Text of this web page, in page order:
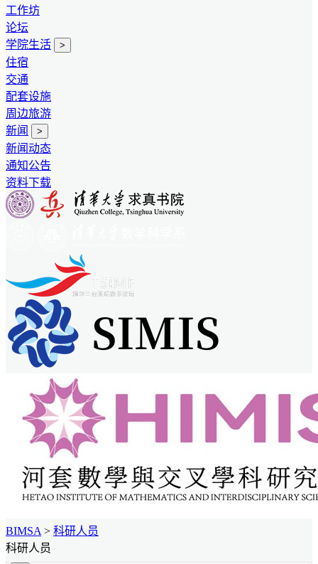
工作坊
论坛
学院生活
>
住宿
交通
配套设施
周边旅游
新闻
>
新闻动态
通知公告
资料下载
BIMSA > 科研人员
科研人员